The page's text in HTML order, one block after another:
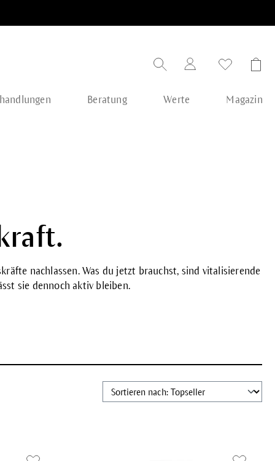
Beratung Werte Magazin
nachlassen. Was du jetzt brauchst, sind vitalisierende
sie dennoch aktiv bleiben.